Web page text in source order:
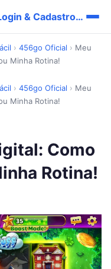
456go APK Oficial - Login & Cadastro Fácil
› 456go Oficial › Meu
Minha Rotina!
› 456go Oficial › Meu
Minha Rotina!
Como
Rotina!